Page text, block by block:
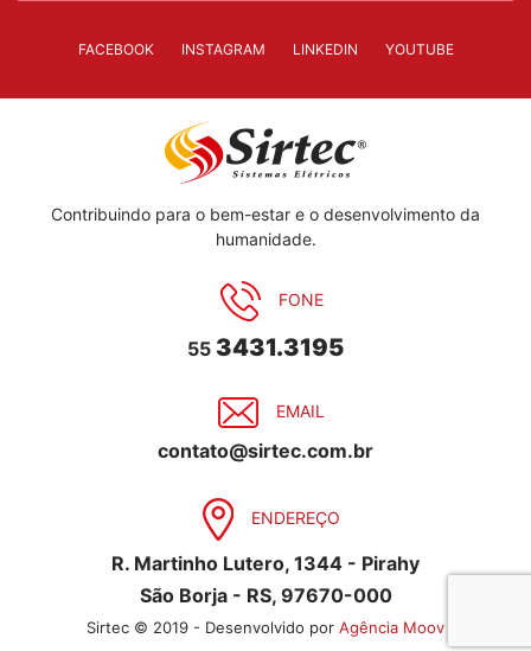
FACEBOOK INSTAGRAM LINKEDIN YOUTUBE
Contribuindo para o bem-estar e o desenvolvimento da
humanidade.
FONE
55 3431.3195
EMAIL
contato@sirtec.com.br
ENDEREÇO
R. Martinho Lutero, 1344 - Pirahy
São Borja - RS, 97670-000
Sirtec © 2019 - Desenvolvido por Agência Moov